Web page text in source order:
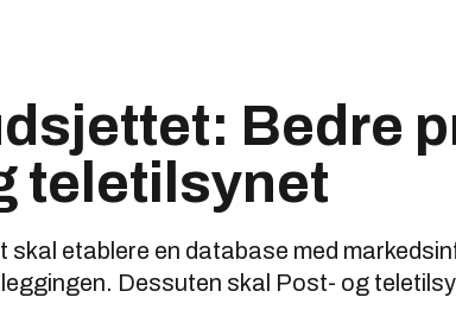
Bedre
teletilsynet
skal etablere en database med
Dessuten skal Post- og